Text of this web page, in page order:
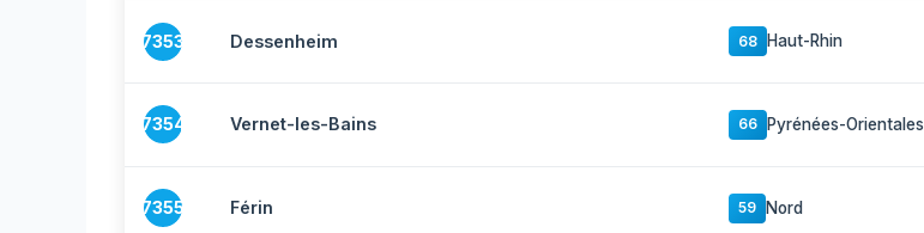
7353 Dessenheim 68 Haut-Rhin
7354 Vernet-les-Bains 66 Pyrénées-Orientales
7355 Férin 59 Nord